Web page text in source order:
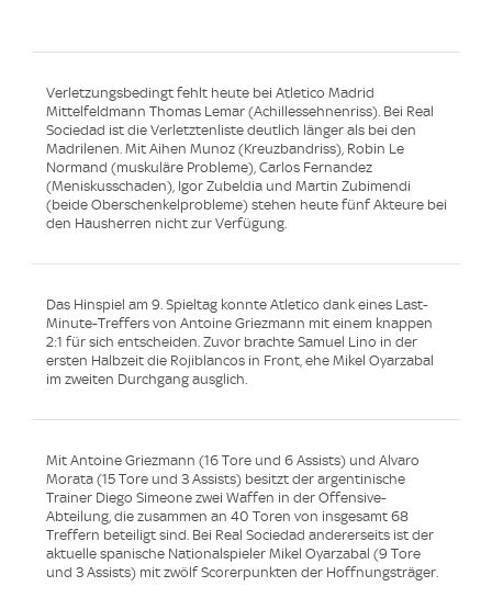
Verletzungsbedingt fehlt heute bei Atletico Madrid
Mittelfeldmann Thomas Lemar (Achillessehnenriss). Bei Real
Sociedad ist die Verletztenliste deutlich länger als bei den
Madrilenen. Mit Aihen Munoz (Kreuzbandriss), Robin Le
Normand (muskuläre Probleme), Carlos Fernandez
(Meniskusschaden), Igor Zubeldia und Martin Zubimendi
(beide Oberschenkelprobleme) stehen heute fünf Akteure bei
den Hausherren nicht zur Verfügung.
Das Hinspiel am 9. Spieltag konnte Atletico dank eines Last-
Minute-Treffers von Antoine Griezmann mit einem knappen
2:1 für sich entscheiden. Zuvor brachte Samuel Lino in der
ersten Halbzeit die Rojiblancos in Front, ehe Mikel Oyarzabal
im zweiten Durchgang ausglich.
Mit Antoine Griezmann (16 Tore und 6 Assists) und Alvaro
Morata (15 Tore und 3 Assists) besitzt der argentinische
Trainer Diego Simeone zwei Waffen in der Offensive-
Abteilung, die zusammen an 40 Toren von insgesamt 68
Treffern beteiligt sind. Bei Real Sociedad andererseits ist der
aktuelle spanische Nationalspieler Mikel Oyarzabal (9 Tore
und 3 Assists) mit zwölf Scorerpunkten der Hoffnungsträger.